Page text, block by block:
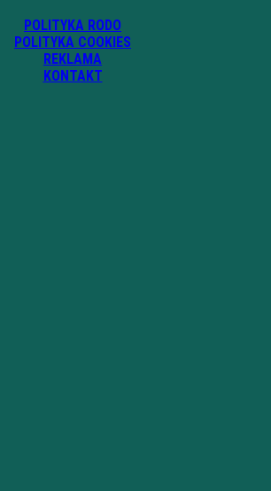
POLITYKA RODO
POLITYKA COOKIES
REKLAMA
KONTAKT